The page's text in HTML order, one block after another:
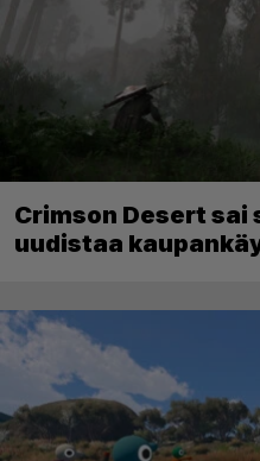
Crimson Desert
uudistaa